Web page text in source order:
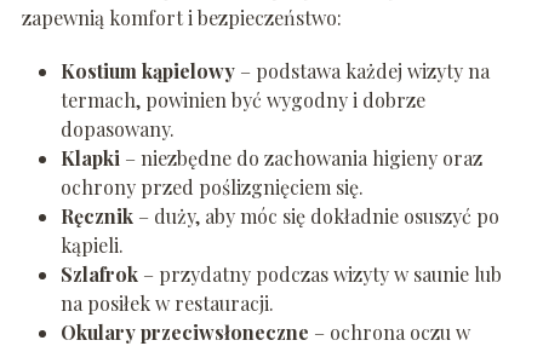
zapewnią komfort i bezpieczeństwo:
Kostium kąpielowy– podstawa każdej wizyty na
termach, powinien być wygodny i dobrze
dopasowany.
Klapki – niezbędne do zachowania higieny oraz
ochrony przed poślizgnięciem się.
Ręcznik– duży, aby móc się dokładnie osuszyć po
kąpieli.
Szlafrok– przydatny podczas wizyty w saunie lub
na posiłek w restauracji.
Okulary przeciwsłoneczne – ochrona oczu w